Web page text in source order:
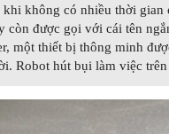
không có nhiều thời gian
còn được gọi với cái tên
một thiết bị thông minh
Robot hút bụi làm việc